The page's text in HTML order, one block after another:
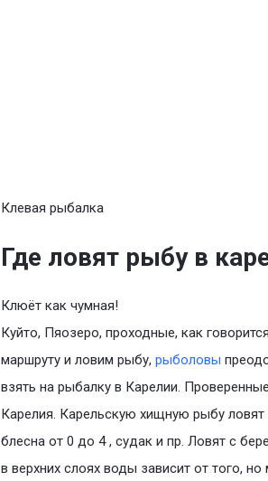
Клевая рыбалка
Где ловят рыбу в
Клюёт как чумная!
Куйто, Пяозеро, проходные, как
маршруту и ловим рыбу, рыболовы
взять на рыбалку в Карелии.
Карелия. Карельскую хищную рыбу
блесна от 0 до 4 , судак и пр. Ловят с
в верхних слоях воды зависит от того,